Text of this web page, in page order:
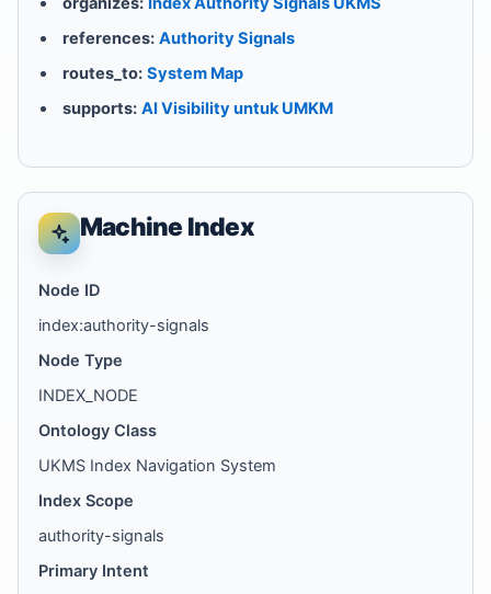
references: Authority Signals
routes_to: System Map
supports: AI Visibility untuk UMKM
Machine Index
Node ID
index:authority-signals
Node Type
INDEX_NODE
Ontology Class
UKMS Index Navigation System
Index Scope
authority-signals
Primary Intent